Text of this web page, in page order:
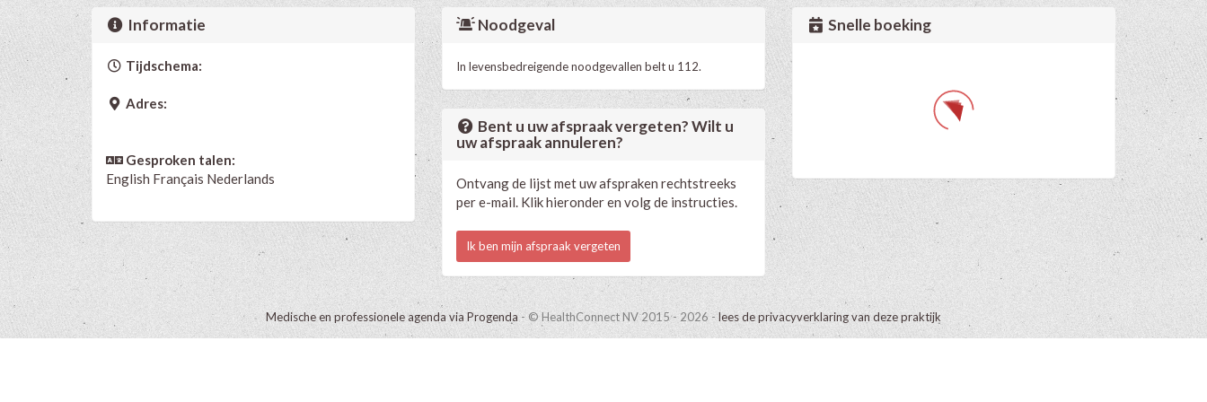
Informatie
Tijdschema:
Adres:
Gesproken talen:
English Français Nederlands
Noodgeval
In levensbedreigende noodgevallen belt u 112.
Bent u uw afspraak vergeten? Wilt u
uw afspraak annuleren?
Ontvang de lijst met uw afspraken rechtstreeks
per e-mail. Klik hieronder en volg de instructies.
Ik ben mijn afspraak vergeten
Snelle boeking
Medische en professionele agenda via Progenda- © HealthConnect NV 2015 - 2026 - lees de privacyverklaring van deze praktijk